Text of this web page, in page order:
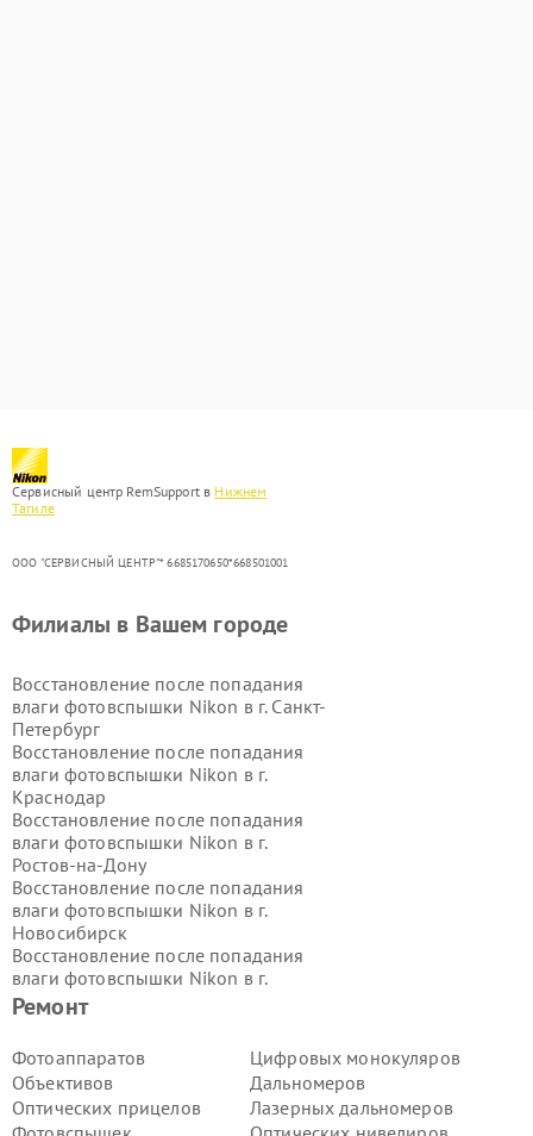
Сервисный центр RemSupport в Нижнем
Тагиле
ООО "СЕРВИСНЫЙ ЦЕНТР"* 6685170650*668501001
Ремонт
Фотоаппаратов
Объективов
Оптических прицелов
Цифровых монокуляров
Дальномеров
Лазерных дальномеров
Филиалы в Вашем городе
Восстановление после попадания
влаги фотовспышки Nikon в г. Санкт-
Петербург
Восстановление после попадания
влаги фотовспышки Nikon в г.
Краснодар
Восстановление после попадания
влаги фотовспышки Nikon в г.
Ростов-на-Дону
Восстановление после попадания
влаги фотовспышки Nikon в г.
Новосибирск
Восстановление после попадания
влаги фотовспышки Nikon в г.
Екатеринбург
влаги фотовспышки Nikon в г.
Казань
Восстановление после попадания
влаги фотовспышки Nikon в г.
Воронеж